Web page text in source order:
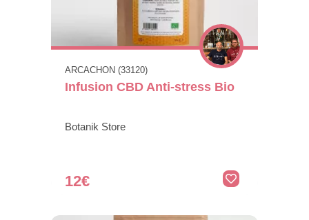
ARCACHON (33120)
Infusion CBD Anti-stress Bio
Botanik Store
12€